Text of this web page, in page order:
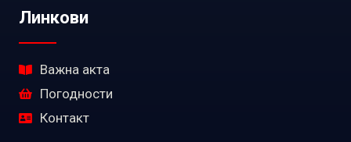
Линкови
Важна акта
Погодности
Контакт